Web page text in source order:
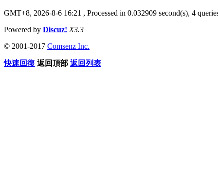
GMT+8, 2026-8-6 16:21 , Processed in 0.032909 second(s), 4
Powered by Discuz! X3.3
© 2001-2017 Comsenz Inc.
快速回復 返回頂部 返回列表